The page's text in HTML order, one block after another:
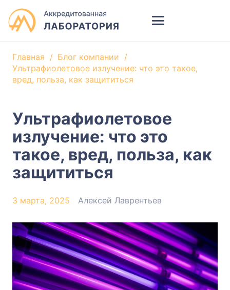
Главная / Блог компании /
Ультрафиолетовое излучение: что это такое,
вред, польза, как защититься
Ультрафиолетовое
излучение: что это
такое, вред, польза, как
защититься
3 марта, 2025 Алексей Лаврентьев